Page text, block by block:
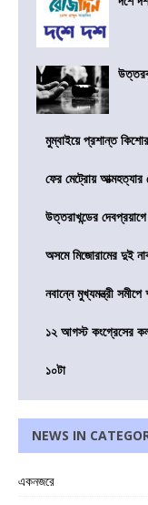
মুম্বাইয়ে প্রশান্ত
ফের মেট্রোয় আত্মহত্যার
উত্তরাখন্ডের
অসমে মিজোরামের দুই
নবান্নে মুখ্যমন্ত্রী
১২ আগস্ট কংগ্রেসের
১০টা
NEWS IN
একনজরে